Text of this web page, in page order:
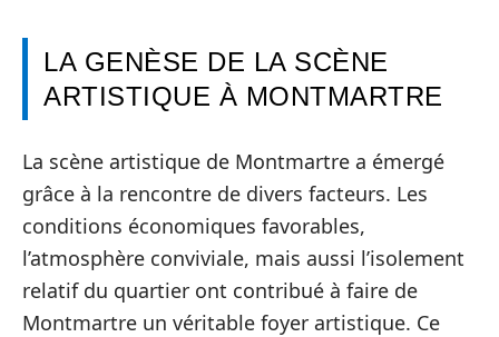
LA GENÈSE DE LA SCÈNE
ARTISTIQUE À MONTMARTRE
La scène artistique de Montmartre a émergé
grâce à la rencontre de divers facteurs. Les
conditions économiques favorables,
l’atmosphère conviviale, mais aussi l’isolement
relatif du quartier ont contribué à faire de
Montmartre un véritable foyer artistique. Ce